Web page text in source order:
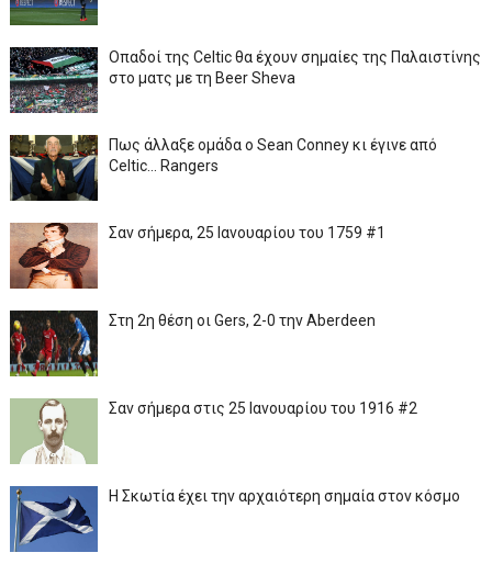
Οπαδοί της Celtic θα έχουν σημαίες της Παλαιστίνης
στο ματς με τη Beer Sheva
Πως άλλαξε ομάδα ο Sean Conney κι έγινε από
Celtic... Rangers
Σαν σήμερα, 25 Ιανουαρίου του 1759 #1
Στη 2η θέση οι Gers, 2-0 την Aberdeen
Σαν σήμερα στις 25 Ιανουαρίου του 1916 #2
Η Σκωτία έχει την αρχαιότερη σημαία στον κόσμο